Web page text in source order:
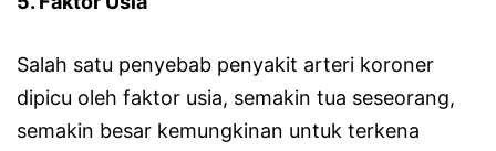
Salah satu penyebab penyakit arteri koroner
dipicu oleh faktor usia, semakin tua seseorang,
semakin besar kemungkinan untuk terkena